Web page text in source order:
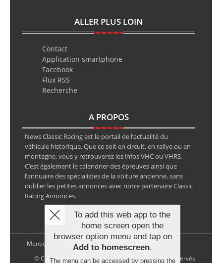
ALLER PLUS LOIN
Contact
Application smartphone
Facebook
Flux RSS
Recherche
A PROPOS
News Classic Racing est le portail de l’actualité du
véhicule historique. Que ce soit en circuit, en rallye ou en
montagne, vous y retrouverez les infos VHC ou VHRS.
C’est également le calendrier des épreuves ainsi que
l’annuaire des spécialistes de la voiture ancienne, sans
oublier les petites annonces avec notre partenaire Classic
Racing Annonces.
Mentions légales
© Copyright 2026 NewsClassicRacing, tous droits réservés
To add this web app to the
home screen open the
browser option menu and tap on
Add to homescreen.
The menu can be accessed by pressing the